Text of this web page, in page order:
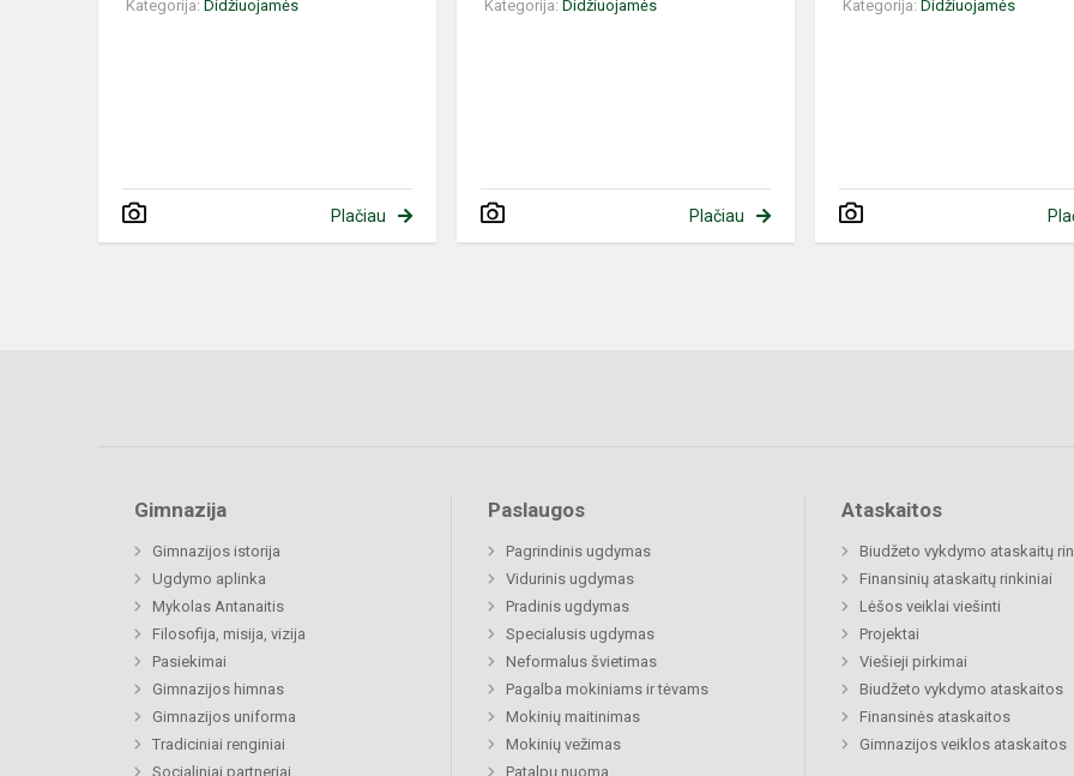
Kategorija: Didžiuojamės
Plačiau
Kategorija:Didžiuojamės
Plačiau
Kategorija:Didžiuojamės
Gimnazija
Gimnazijos istorija
Ugdymo aplinka
Mykolas Antanaitis
Filosofija, misija, vizija
Pasiekimai
Gimnazijos himnas
Gimnazijos uniforma
Tradiciniai renginiai
Socialiniai partneriai
Paslaugos
Pagrindinis ugdymas
Vidurinis ugdymas
Pradinis ugdymas
Specialusis ugdymas
Neformalus švietimas
Pagalba mokiniams ir tėvams
Mokinių maitinimas
Mokinių vežimas
Patalpų nuoma
Ataskaitos
Biudžeto vykdymo ataskaitų
Finansinių ataskaitų rinkiniai
Lėšos veiklai viešinti
Projektai
Viešieji pirkimai
Biudžeto vykdymo ataskaitos
Finansinės ataskaitos
Gimnazijos veiklos ataskaitos